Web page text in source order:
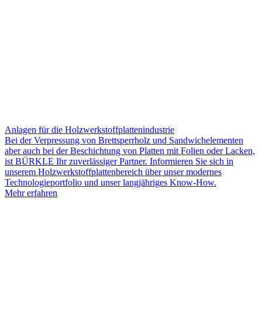
Anlagen für die Holzwerkstoffplattenindustrie
Bei der Verpressung von Brettsperrholz und Sandwichelementen
aber auch bei der Beschichtung von Platten mit Folien oder Lacken,
ist BÜRKLE Ihr zuverlässiger Partner. Informieren Sie sich in
unserem Holzwerkstoffplattenbereich über unser modernes
Technologieportfolio und unser langjähriges Know-How.
Mehr erfahren